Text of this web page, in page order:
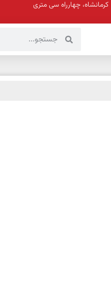
کرمانشاه، چهارراه سی متری